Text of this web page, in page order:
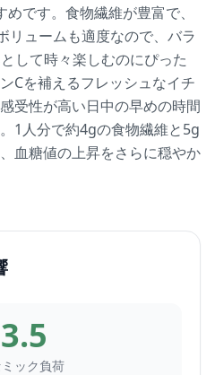
です。食物繊維が豊富で、
リュームも適度なので、バラ
して時々楽しむのにぴった
Cを補えるフレッシュなイチ
受性が高い日中の早めの時間
1人分で約4gの食物繊維と5g
血糖値の上昇をさらに穏やか
ック負荷